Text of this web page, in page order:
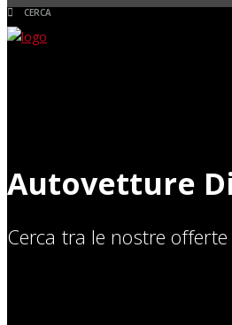
Autovetture
Cerca tra le nostre